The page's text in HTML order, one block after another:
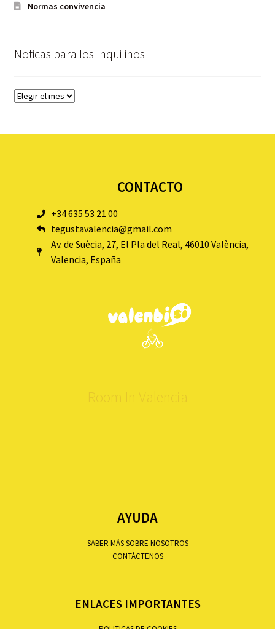
Normas convivencia
Noticas para los Inquilinos
CONTACTO
+34 635 53 21 00
tegustavalencia@gmail.com
Av. de Suècia, 27, El Pla del Real, 46010 València,
Valencia, España
Room In Valencia
AYUDA
SABER MÁS SOBRE NOSOTROS
CONTÁCTENOS
ENLACES IMPORTANTES